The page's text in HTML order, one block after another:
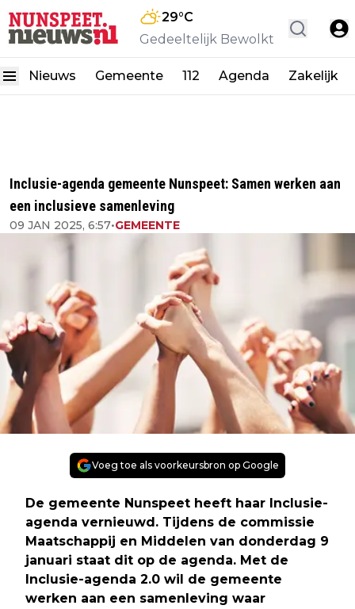
29°C
Gedeeltelijk Bewolkt
Nieuws Gemeente 112 Agenda Zakelijk
Inclusie-agenda gemeente Nunspeet: Samen werken aan
een inclusieve samenleving
09 JAN 2025, 6:57•GEMEENTE
Voeg toe als voorkeursbron op Google
De gemeente Nunspeet heeft haar Inclusie-
agenda vernieuwd. Tijdens de commissie
Maatschappij en Middelen van donderdag 9
januari staat dit op de agenda. Met de
Inclusie-agenda 2.0 wil de gemeente
werken aan een samenleving waar